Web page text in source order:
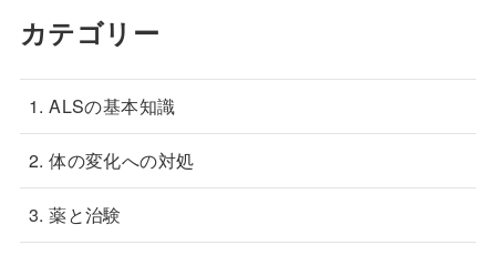
カテゴリー
1. ALSの基本知識
2. 体の変化への対処
3. 薬と治験